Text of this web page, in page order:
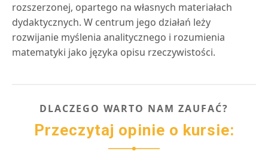
rozszerzonej, opartego na własnych materiałach
dydaktycznych. W centrum jego działań leży
rozwijanie myślenia analitycznego i rozumienia
matematyki jako języka opisu rzeczywistości.
DLACZEGO WARTO NAM ZAUFAĆ?
Przeczytaj opinie o kursie: